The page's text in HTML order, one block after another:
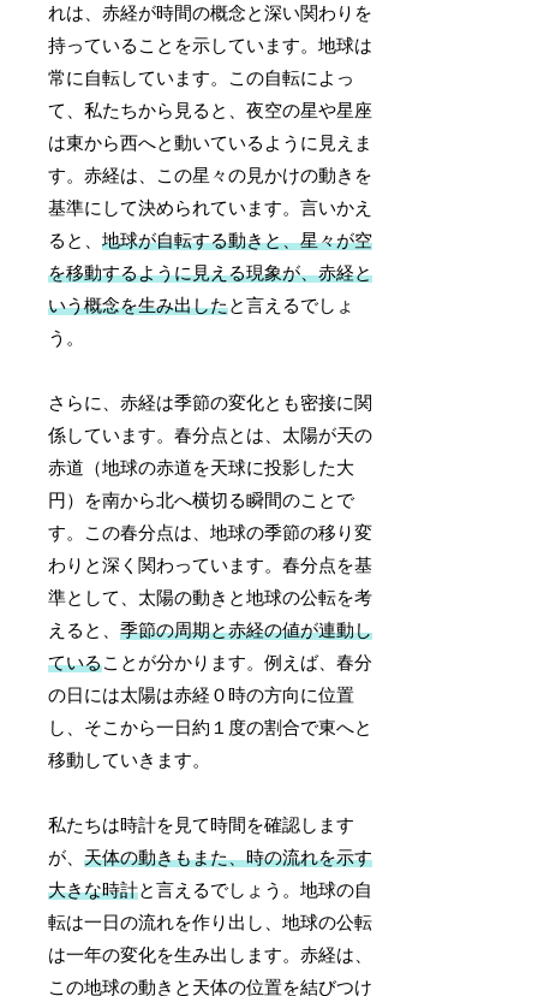
れは、赤経が時間の概念と深い関わりを
持っていることを示しています。地球は
常に自転しています。この自転によっ
て、私たちから見ると、夜空の星や星座
は東から西へと動いているように見えま
す。赤経は、この星々の見かけの動きを
基準にして決められています。言いかえ
ると、地球が自転する動きと、星々が空
を移動するように見える現象が、赤経と
いう概念を生み出したと言えるでしょ
う。
さらに、赤経は季節の変化とも密接に関
係しています。春分点とは、太陽が天の
赤道（地球の赤道を天球に投影した大
円）を南から北へ横切る瞬間のことで
す。この春分点は、地球の季節の移り変
わりと深く関わっています。春分点を基
準として、太陽の動きと地球の公転を考
えると、季節の周期と赤経の値が連動し
ていることが分かります。例えば、春分
の日には太陽は赤経０時の方向に位置
し、そこから一日約１度の割合で東へと
移動していきます。
私たちは時計を見て時間を確認します
が、天体の動きもまた、時の流れを示す
大きな時計と言えるでしょう。地球の自
転は一日の流れを作り出し、地球の公転
は一年の変化を生み出します。赤経は、
この地球の動きと天体の位置を結びつけ